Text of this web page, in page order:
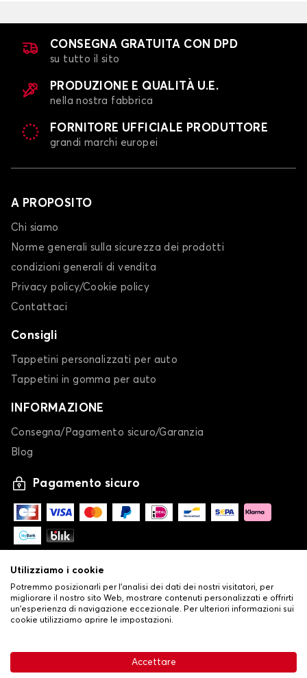
CONSEGNA GRATUITA CON DPD
su tutto il sito
PRODUZIONE E QUALITÀ U.E.
nella nostra fabbrica
FORNITORE UFFICIALE PRODUTTORE
grandi marchi europei
A PROPOSITO
Chi siamo
Norme generali sulla sicurezza dei prodotti
condizioni generali di vendita
Privacy policy/Cookie policy
Contattaci
Consigli
Tappetini personalizzati per auto
Tappetini in gomma per auto
INFORMAZIONE
Consegna/Pagamento sicuro/Garanzia
Blog
Pagamento sicuro
Condizioni generali di vendita•
Politica sulla privacy e sui cookie•Livraison
Utilizziamo i cookie
Potremmo posizionarli per l'analisi dei dati dei nostri visitatori, per
migliorare il nostro sito Web, mostrare contenuti personalizzati e offrirti
un'esperienza di navigazione eccezionale. Per ulteriori informazioni sui
cookie utilizziamo aprire le impostazioni.
Accettare